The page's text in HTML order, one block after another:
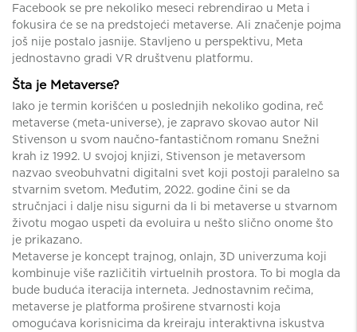
Facebook se pre nekoliko meseci rebrendirao u Meta i
fokusira će se na predstojeći metaverse. Ali značenje pojma
još nije postalo jasnije. Stavljeno u perspektivu, Meta
jednostavno gradi VR društvenu platformu.
Šta je Metaverse?
Iako je termin korišćen u poslednjih nekoliko godina, reč
metaverse (meta-universe), je zapravo skovao autor Nil
Stivenson u svom naučno-fantastičnom romanu Snežni
krah iz 1992. U svojoj knjizi, Stivenson je metaversom
nazvao sveobuhvatni digitalni svet koji postoji paralelno sa
stvarnim svetom. Međutim, 2022. godine čini se da
stručnjaci i dalje nisu sigurni da li bi metaverse u stvarnom
životu mogao uspeti da evoluira u nešto slično onome što
je prikazano.
Metaverse je koncept trajnog, onlajn, 3D univerzuma koji
kombinuje više različitih virtuelnih prostora. To bi mogla da
bude buduća iteracija interneta. Jednostavnim rečima,
metaverse je platforma proširene stvarnosti koja
omogućava korisnicima da kreiraju interaktivna iskustva